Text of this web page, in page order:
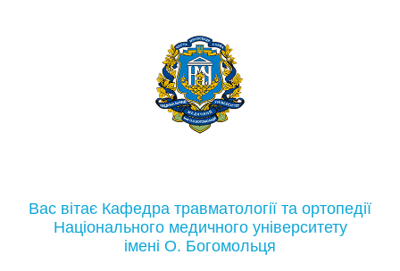
Вас вітає Кафедра травматології та ортопедії
Національного медичного університету
імені О. Богомольця